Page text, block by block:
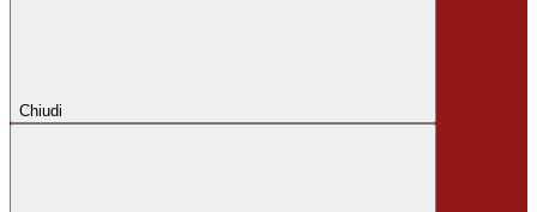
Chiudi